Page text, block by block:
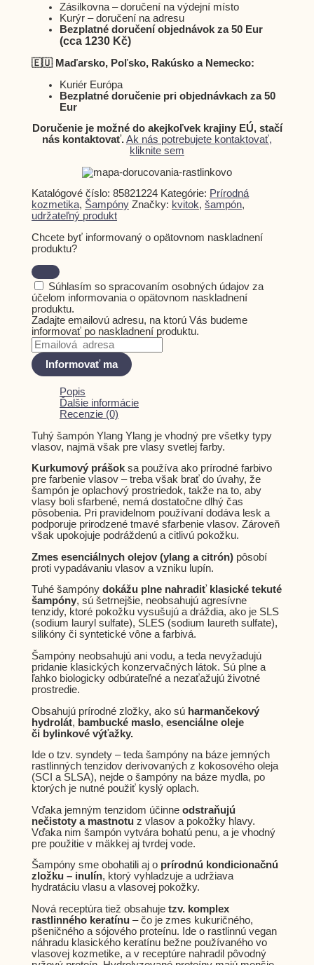
Zásilkovna – doručení na výdejní místo
Kurýr – doručení na adresu
Bezplatné doručení objednávok za 50 Eur
(cca 1230 Kč)
🇪🇺 Maďarsko, Poľsko, Rakúsko a Nemecko:
Kuriér Európa
Bezplatné doručenie pri objednávkach za 50
Eur
Doručenie je možné do akejkoľvek krajiny EÚ, stačí
nás kontaktovať.Ak nás potrebujete kontaktovať,
kliknite sem
Katalógové číslo:85821224 Kategórie: Prírodná
kozmetika, Šampóny Značky: kvitok,šampón,
udržateľný produkt
Chcete byť informovaný o opätovnom naskladnení
produktu?
Súhlasím so spracovaním osobných údajov za
účelom informovania o opätovnom naskladnení
produktu.
Zadajte emailovú adresu, na ktorú Vás budeme
informovať po naskladnení produktu.
Informovať ma
Popis
Ďalšie informácie
Recenzie (0)
Tuhý šampón Ylang Ylang je vhodný pre všetky typy
vlasov, najmä však pre vlasy svetlej farby.
Kurkumový prášok sa používa ako prírodné farbivo
pre farbenie vlasov – treba však brať do úvahy, že
šampón je oplachový prostriedok, takže na to, aby
vlasy boli sfarbené, nemá dostatočne dlhý čas
pôsobenia. Pri pravidelnom používaní dodáva lesk a
podporuje prirodzené tmavé sfarbenie vlasov. Zároveň
však upokojuje podráždenú a citlivú pokožku.
Zmes esenciálnych olejov (ylang a citrón) pôsobí
proti vypadávaniu vlasov a vzniku lupín.
Tuhé šampónydokážu plne nahradiť klasické tekuté
šampóny, sú šetrnejšie, neobsahujú agresívne
tenzidy, ktoré pokožku vysušujú a dráždia, ako je SLS
(sodium lauryl sulfate), SLES (sodium laureth sulfate),
silikóny či syntetické vône a farbivá.
Šampóny neobsahujú ani vodu, a teda nevyžadujú
pridanie klasických konzervačných látok. Sú plne a
ľahko biologicky odbúrateľné a nezaťažujú životné
prostredie.
Obsahujú prírodné zložky, ako sú harmančekový
hydrolát, bambucké maslo,esenciálne oleje
či bylinkové výťažky.
Ide o tzv. syndety – teda šampóny na báze jemných
rastlinných tenzidov derivovaných z kokosového oleja
(SCI a SLSA), nejde o šampóny na báze mydla, po
ktorých je nutné použiť kyslý oplach.
Vďaka jemným tenzidom účinneodstraňujú
nečistoty a mastnotu z vlasov a pokožky hlavy.
Vďaka nim šampón vytvára bohatú penu, a je vhodný
pre použitie v mäkkej aj tvrdej vode.
Šampóny sme obohatili aj o prírodnú kondicionačnú
zložku – inulín, ktorý vyhladzuje a udržiava
hydratáciu vlasu a vlasovej pokožky.
Nová receptúra tiež obsahujetzv. komplex
rastlinného keratínu – čo je zmes kukuričného,
pšeničného a sójového proteínu. Ide o rastlinnú vegan
náhradu klasického keratínu bežne používaného vo
vlasovej kozmetike, a v receptúre nahradil pôvodný